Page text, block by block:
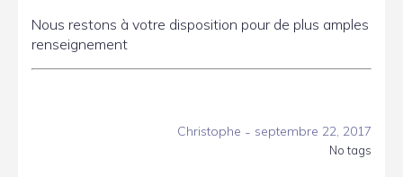
Nous restons à votre disposition pour de plus amples
renseignement
Christophe - septembre 22, 2017
No tags